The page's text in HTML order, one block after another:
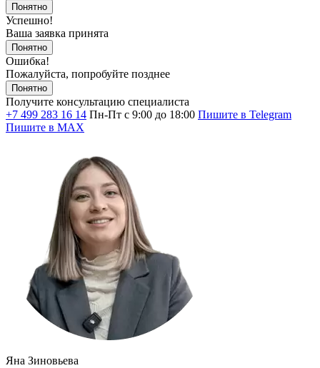
Понятно
Успешно!
Ваша заявка принята
Понятно
Ошибка!
Пожалуйста, попробуйте позднее
Понятно
Получите консультацию специалиста
+7 499 283 16 14 Пн-Пт с 9:00 до 18:00 Пишите в Telegram
Пишите в MAX
Яна Зиновьева